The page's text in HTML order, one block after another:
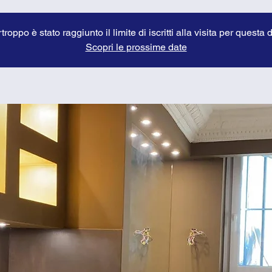
è stato raggiunto il limite di iscritti alla visita per questa
Scopri le prossime date